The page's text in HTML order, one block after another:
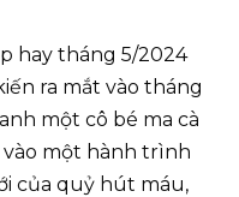
hay tháng 5/2024
ra mắt vào tháng
một cô bé ma cà
một hành trình
của quỷ hút máu,